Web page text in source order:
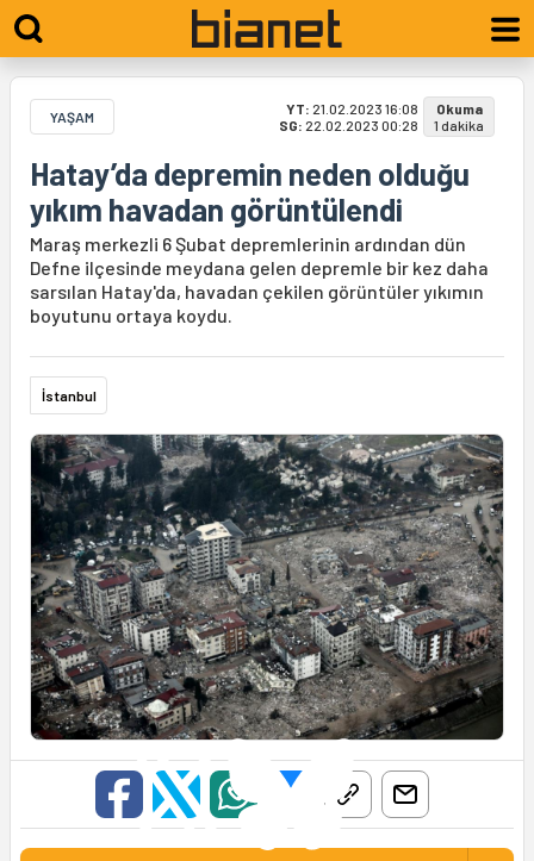
YAŞAM YT: 21.02.2023 16:08
SG: 22.02.2023 00:28
Okuma
1 dakika
Hatay’da depremin neden olduğu
yıkım havadan görüntülendi
Maraş merkezli 6 Şubat depremlerinin ardından dün
Defne ilçesinde meydana gelen depremle bir kez daha
sarsılan Hatay'da, havadan çekilen görüntüler yıkımın
boyutunu ortaya koydu.
İstanbul